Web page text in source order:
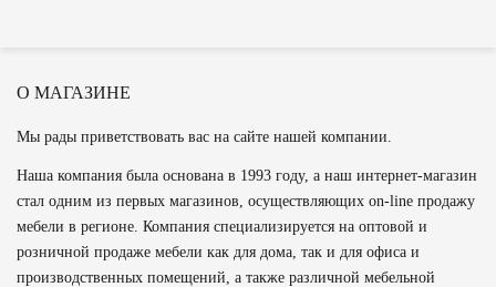
О МАГАЗИНЕ
Мы рады приветствовать вас на сайте нашей компании.
Наша компания была основана в 1993 году, а наш интернет-магазин
стал одним из первых магазинов, осуществляющих on-line продажу
мебели в регионе. Компания специализируется на оптовой и
розничной продаже мебели как для дома, так и для офиса и
производственных помещений, а также различной мебельной